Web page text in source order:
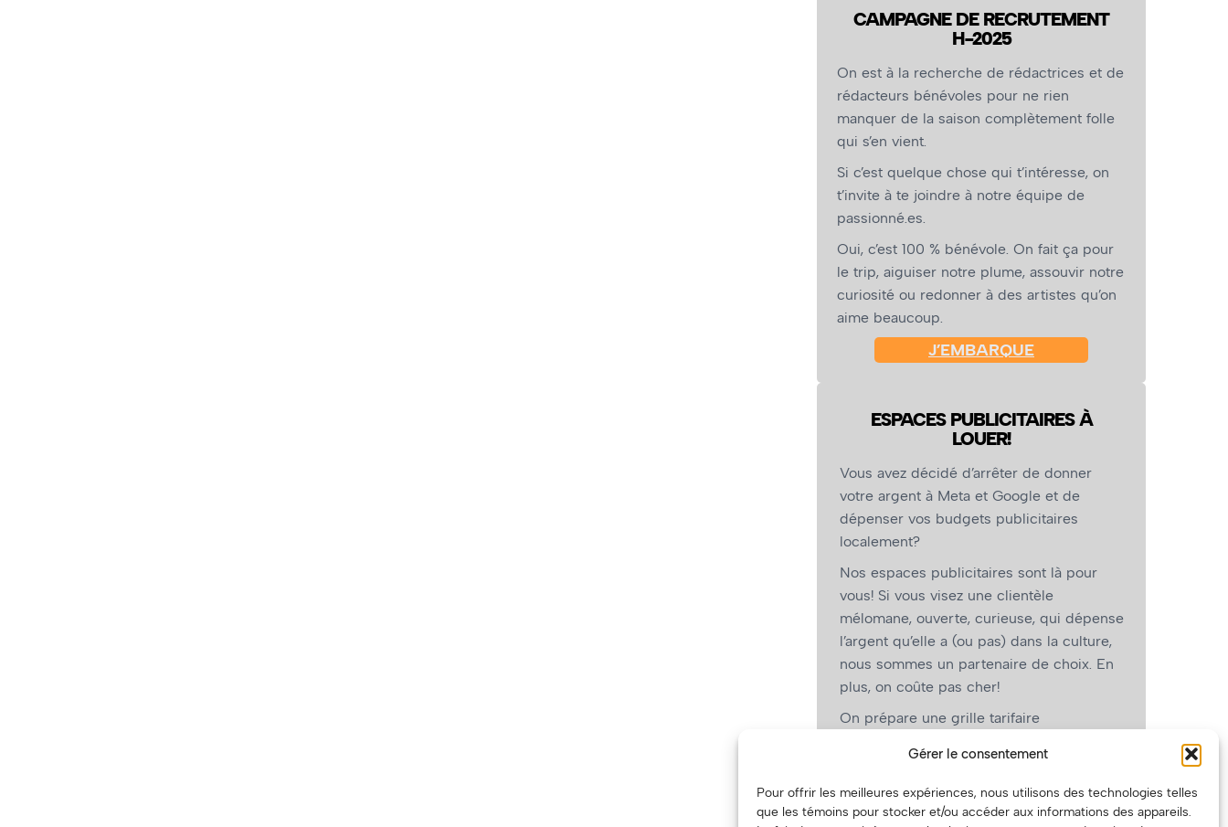
Gérer le consentement
Pour offrir les meilleures expériences, nous utilisons des technologies telles
que les témoins pour stocker et/ou accéder aux informations des appareils.
CAMPAGNE DE RECRUTEMENT
H-2025
On est à la recherche de rédactrices et de
rédacteurs bénévoles pour ne rien
manquer de la saison complètement folle
qui s’en vient.
Si c’est quelque chose qui t’intéresse, on
t’invite à te joindre à notre équipe de
passionné.es.
Oui, c’est 100 % bénévole. On fait ça pour
le trip, aiguiser notre plume, assouvir notre
curiosité ou redonner à des artistes qu’on
aime beaucoup.
J’EMBARQUE
ESPACES PUBLICITAIRES À
LOUER!
Vous avez décidé d’arrêter de donner
votre argent à Meta et Google et de
dépenser vos budgets publicitaires
localement?
Nos espaces publicitaires sont là pour
vous! Si vous visez une clientèle
mélomane, ouverte, curieuse, qui dépense
l’argent qu’elle a (ou pas) dans la culture,
nous sommes un partenaire de choix. En
plus, on coûte pas cher!
On prépare une grille tarifaire
vous, les artistes!)